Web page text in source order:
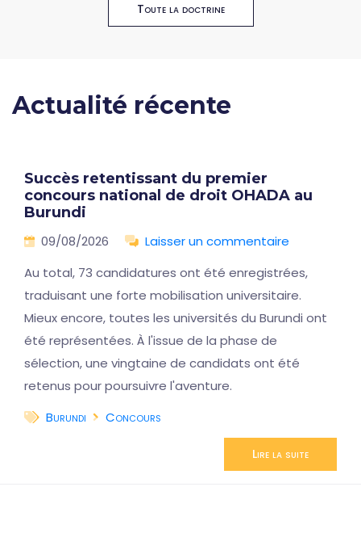
Toute la doctrine
Actualité récente
Succès retentissant du premier
concours national de droit OHADA au
Burundi
09/08/2026
Laisser un commentaire
Au total, 73 candidatures ont été enregistrées,
traduisant une forte mobilisation universitaire.
Mieux encore, toutes les universités du Burundi ont
été représentées. À l'issue de la phase de
sélection, une vingtaine de candidats ont été
retenus pour poursuivre l'aventure.
Burundi
Concours
Lire la suite